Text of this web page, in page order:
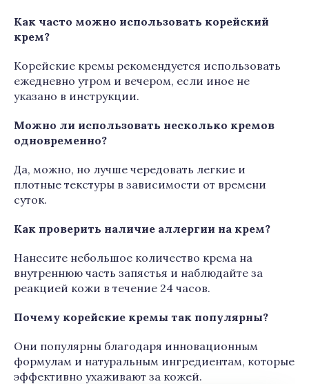
Как часто можно использовать корейский
крем?
Корейские кремы рекомендуется использовать
ежедневно утром и вечером, если иное не
указано в инструкции.
Можно ли использовать несколько кремов
одновременно?
Да, можно, но лучше чередовать легкие и
плотные текстуры в зависимости от времени
суток.
Как проверить наличие аллергии на крем?
Нанесите небольшое количество крема на
внутреннюю часть запястья и наблюдайте за
реакцией кожи в течение 24 часов.
Почему корейские кремы так популярны?
Они популярны благодаря инновационным
формулам и натуральным ингредиентам, которые
эффективно ухаживают за кожей.